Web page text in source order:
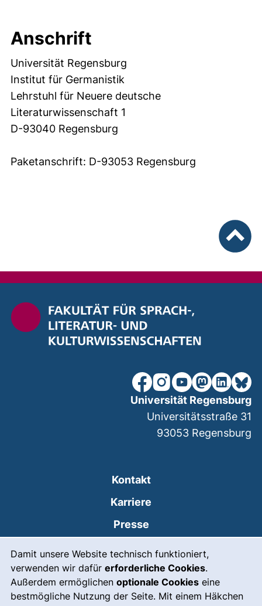
Damit unsere Website technisch funktioniert,
verwenden wir dafür erforderliche Cookies.
Außerdem ermöglichen optionale Cookies eine
bestmögliche Nutzung der Seite. Mit einem Häkchen
Anschrift
Universität Regensburg
Institut für Germanistik
Lehrstuhl für Neuere deutsche
Literaturwissenschaft 1
D-93040 Regensburg
Paketanschrift: D-93053 Regensburg
unsere Facebook-Seite
unsere Instagram-
unsere YouTube-
unsereunsere
Kontakt
Karriere
Presse
Leichte Sprache
Gebärdensprache
Universität Regensburg
Universitätsstraße 31
93053 Regensburg